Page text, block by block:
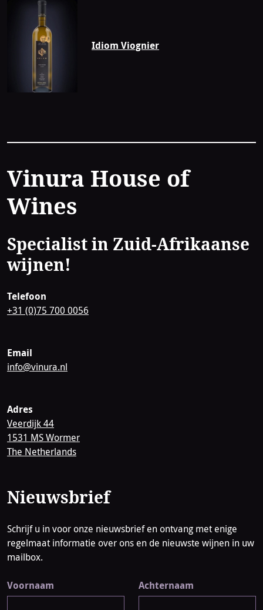
Idiom Viognier
Contact
Vinura House of
Wines
Specialist in Zuid-Afrikaanse
wijnen!
Telefoon
+31 (0)75 700 0056
Email
info@vinura.nl
Adres
Veerdijk 44
1531 MS Wormer
The Netherlands
Nieuwsbrief
Schrijf u in voor onze nieuwsbrief en ontvang met enige
regelmaat informatie over ons en de nieuwste wijnen in uw
mailbox.
Voornaam Achternaam